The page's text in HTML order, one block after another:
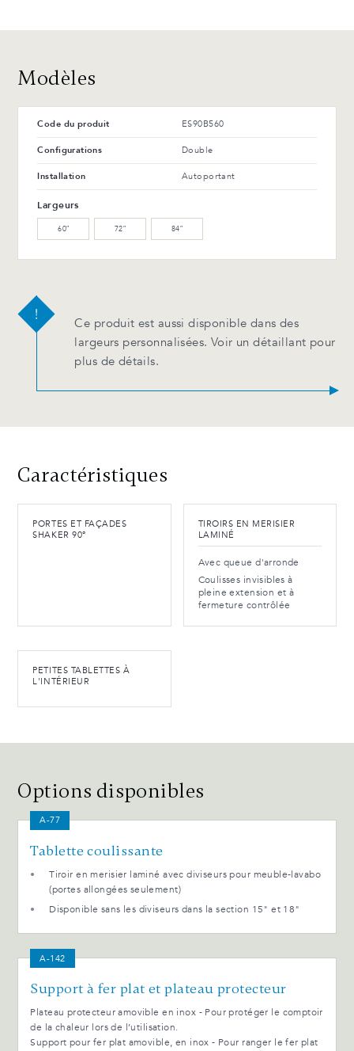
Modèles
Code du produit ES90B560
Configurations Double
Installation Autoportant
Largeurs
60″ 72″ 84″
Ce produit est aussi disponible dans des
largeurs personnalisées. Voir un détaillant pour
plus de détails.
Caractéristiques
PORTES ET FAÇADES
SHAKER 90°
TIROIRS EN MERISIER
LAMINÉ
Avec queue d'arronde
Coulisses invisibles à
pleine extension et à
fermeture contrôlée
PETITES TABLETTES À
L'INTÉRIEUR
Options disponibles
A-77
Tablette coulissante
Tiroir en merisier laminé avec diviseurs pour meuble-lavabo
(portes allongées seulement)
Disponible sans les diviseurs dans la section 15" et 18"
A-142
Support à fer plat et plateau protecteur
Plateau protecteur amovible en inox - Pour protéger le comptoir
de la chaleur lors de l’utilisation.
Support pour fer plat amovible, en inox - Pour ranger le fer plat